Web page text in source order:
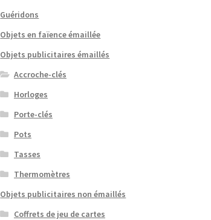
Guéridons
Objets en faïence émaillée
Objets publicitaires émaillés
Accroche-clés
Horloges
Porte-clés
Pots
Tasses
Thermomètres
Objets publicitaires non émaillés
Coffrets de jeu de cartes